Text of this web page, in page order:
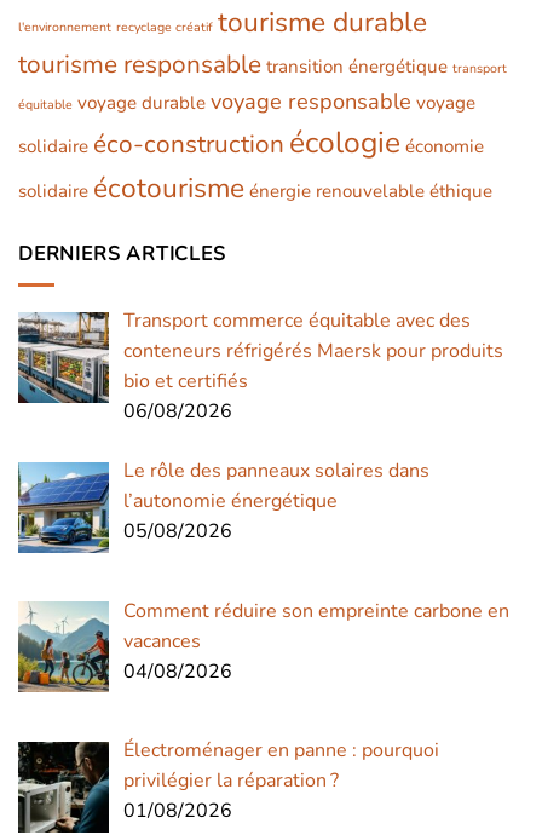
l'environnement recyclage créatif tourisme durable
tourisme responsable transition énergétique transport
équitable voyage durable voyage responsable voyage
solidaire éco-construction écologie économie
solidaire écotourisme énergie renouvelable éthique
DERNIERS ARTICLES
Transport commerce équitable avec des
conteneurs réfrigérés Maersk pour produits
bio et certifiés
06/08/2026
Le rôle des panneaux solaires dans
l’autonomie énergétique
05/08/2026
Comment réduire son empreinte carbone en
vacances
04/08/2026
Électroménager en panne : pourquoi
privilégier la réparation ?
01/08/2026